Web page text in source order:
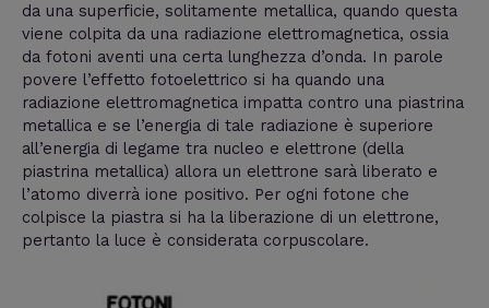
da una superficie, solitamente metallica, quando questa
viene colpita da una radiazione elettromagnetica, ossia
da fotoni aventi una certa lunghezza d’onda. In parole
povere l’effetto fotoelettrico si ha quando una
radiazione elettromagnetica impatta contro una piastrina
metallica e se l’energia di tale radiazione è superiore
all’energia di legame tra nucleo e elettrone (della
piastrina metallica) allora un elettrone sarà liberato e
l’atomo diverrà ione positivo. Per ogni fotone che
colpisce la piastra si ha la liberazione di un elettrone,
pertanto la luce è considerata corpuscolare.